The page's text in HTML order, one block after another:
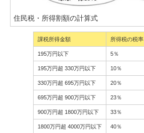
住民税・所得割額の計算式
課税所得金額 所得税の税率
195万円以下 5％
195万円超 330万円以下 10％
330万円超 695万円以下 20％
695万円超 900万円以下 23％
900万円超 1800万円以下 33％
1800万円超 4000万円以下 40％